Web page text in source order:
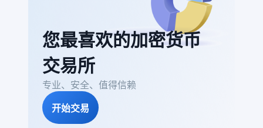
您最喜欢的加密货币
交易所
专业、安全、值得信赖
开始交易